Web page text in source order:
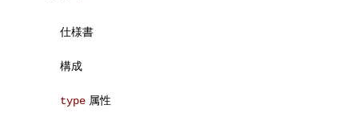
仕様書
構成
type属性